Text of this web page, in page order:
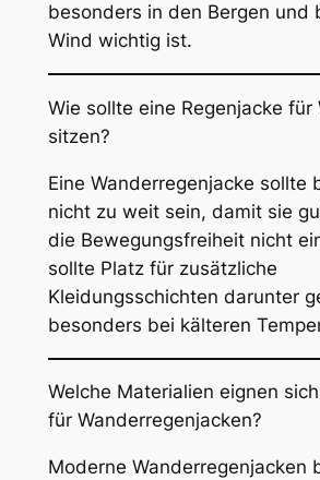
besonders in den Bergen und
Wind wichtig ist.
Wie sollte eine Regenjacke für
sitzen?
Eine Wanderregenjacke sollte
nicht zu weit sein, damit sie
die Bewegungsfreiheit nicht
sollte Platz für zusätzliche
Kleidungsschichten darunter
besonders bei kälteren
Welche Materialien eignen
für Wanderregenjacken?
Moderne Wanderregenjacken